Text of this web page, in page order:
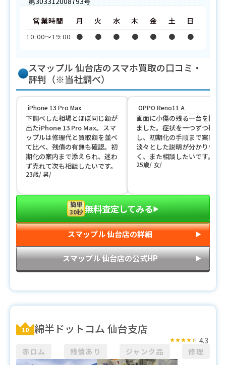
営業時間
10:00〜19:00
月
●
火
●
水
●
木
●
金
●
土
●
日
●
スマップル 仙台店のスマホ買取の口コミ・
評判（※当社調べ）
iPhone 13 Pro Max
下調べした相場とほぼ同じ額が
出たiPhone 13 Pro Max。スマ
ップルは修理代と買取額を並べ
て比べ、残債の有無も確認。初
期化の案内まで添えられ、迷わ
ず売れて次も相談したいです。
23歳 男
OPPO Reno11 A
画面に小傷の残る一台を持参
ました。症状を一つずつ確認
し、初期化の手順まで案内。
淡々とした説明が分かりやす
く、また相談したいです。
25歳 女
簡単
30秒 無料査定してみる▶︎
スマップル 仙台店の詳細 ▶︎
スマップル 仙台店の公式HP ▶︎
10 綿半ドットコム 仙台支店
赤ロム 残債あり ジャンク品 修理
4.3